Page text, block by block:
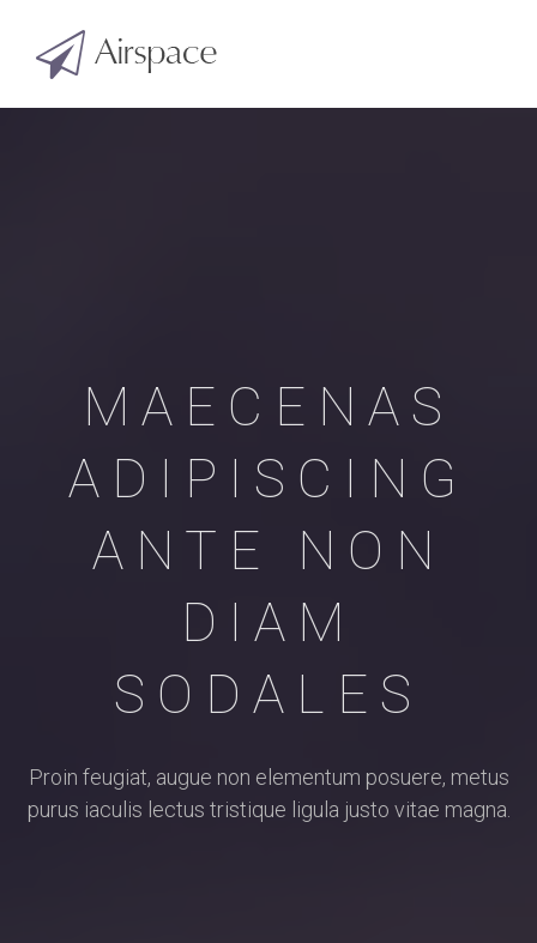
MAECENAS
ADIPISCING
ANTE NON
DIAM
SODALES
Proin feugiat, augue non elementum posuere, metus
purus iaculis lectus tristique ligula justo vitae magna.